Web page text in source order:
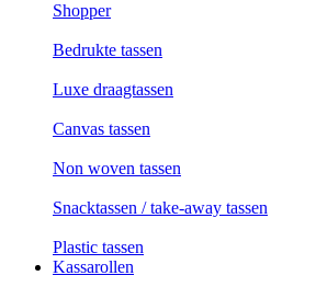
Shopper
Bedrukte tassen
Luxe draagtassen
Canvas tassen
Non woven tassen
Snacktassen / take-away tassen
Plastic tassen
Kassarollen